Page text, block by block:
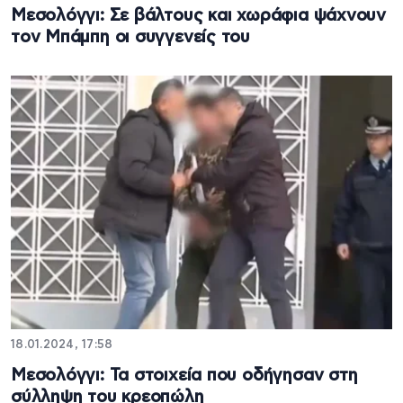
Μεσολόγγι: Σε βάλτους και χωράφια ψάχνουν
τον Μπάμπη οι συγγενείς του
18.01.2024, 17:58
Μεσολόγγι: Τα στοιχεία που οδήγησαν στη
σύλληψη του κρεοπώλη